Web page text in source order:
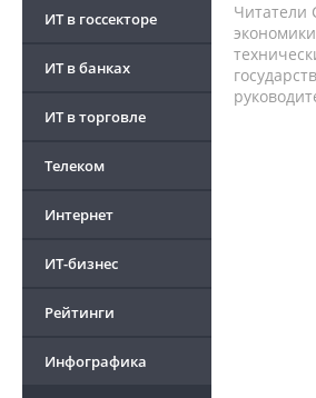
ИТ в госсекторе
ИТ в банках
ИТ в торговле
Телеком
Интернет
ИТ-бизнес
Рейтинги
Инфографика
Читатели